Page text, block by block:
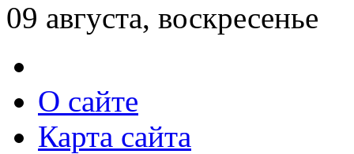
09 августа, воскресенье
О сайте
Карта сайта